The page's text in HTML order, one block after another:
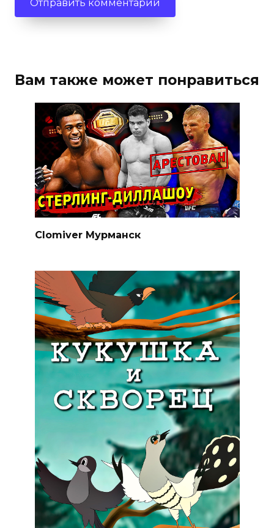
Вам также может понравиться
Clomiver Мурманск